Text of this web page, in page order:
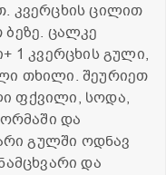
კვერცხის ცილით
ცალკე
1 კვერცხის გული,
თხილი. შეურიეთ
ფქვილი, სოდა,
და
გულში ოდნავ
და